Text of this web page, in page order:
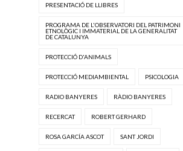
PRESENTACIÓ DE LLIBRES
PROGRAMA DE L'OBSERVATORI DEL PATRIMONI
ETNOLÒGIC I IMMATERIAL DE LA GENERALITAT
DE CATALUNYA
PROTECCIÓ D'ANIMALS
PROTECCIÓ MEDIAMBIENTAL PSICOLOGIA
RADIO BANYERES RÀDIO BANYERES
RECERCAT ROBERT GERHARD
ROSA GARCÍA ASCOT SANT JORDI